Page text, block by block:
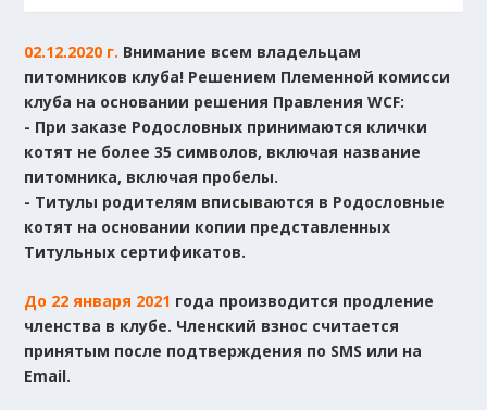
02.12.2020 г. Внимание всем владельцам
питомников клуба! Решением Племенной комисси
клуба на основании решения Правления WCF:
- При заказе Родословных принимаются клички
котят не более 35 символов, включая название
питомника, включая пробелы.
- Титулы родителям вписываются в Родословные
котят на основании копии представленных
Титульных сертификатов.
До 22 января 2021 года производится продление
членства в клубе. Членский взнос считается
принятым после подтверждения по SMS или на
Email.